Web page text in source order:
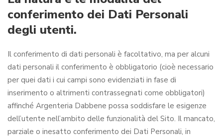
conferimento dei Dati Personali
degli utenti.
Il conferimento di dati personali è facoltativo, ma per alcuni
dati personali il conferimento è obbligatorio (cioè necessario
per quei dati i cui campi sono evidenziati in fase di
inserimento o altrimenti contrassegnati come obbligatori)
affinché Argenteria Dabbene possa soddisfare le esigenze
dell’utente nell’ambito delle funzionalità del Sito. Il mancato,
parziale o inesatto conferimento dei Dati Personali, in